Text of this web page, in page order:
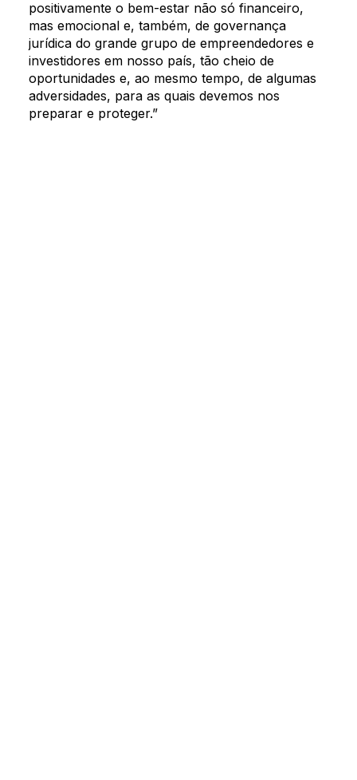
Quem somos
Nosso time
Nossas soluções
O que você está
positivamente o bem-estar não só financeiro,
mas emocional e, também, de governança
jurídica do grande grupo de empreendedores e
investidores em nosso país, tão cheio de
oportunidades e, ao mesmo tempo, de algumas
adversidades, para as quais devemos nos
preparar e proteger.”